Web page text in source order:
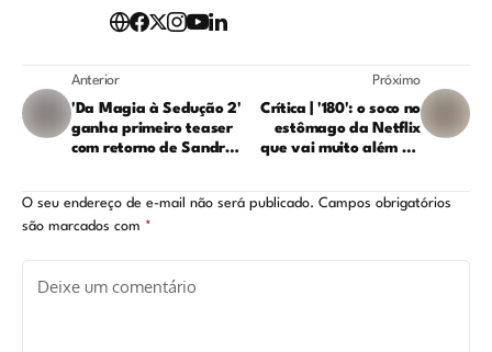
Anterior
'Da Magia à Sedução 2'
ganha primeiro teaser
com retorno de Sandra
Próximo
Crítica | '180': o soco no
estômago da Netflix
que vai muito além da
O seu endereço de e-mail não será publicado. Campos obrigatórios
são marcados com *